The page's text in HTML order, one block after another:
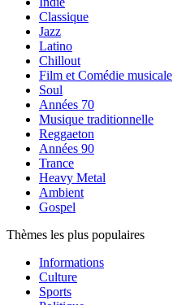
Classique
Jazz
Latino
Chillout
Film et Comédie musicale
Soul
Années 70
Musique traditionnelle
Reggaeton
Années 90
Trance
Heavy Metal
Ambient
Gospel
Thèmes les plus populaires
Informations
Culture
Sports